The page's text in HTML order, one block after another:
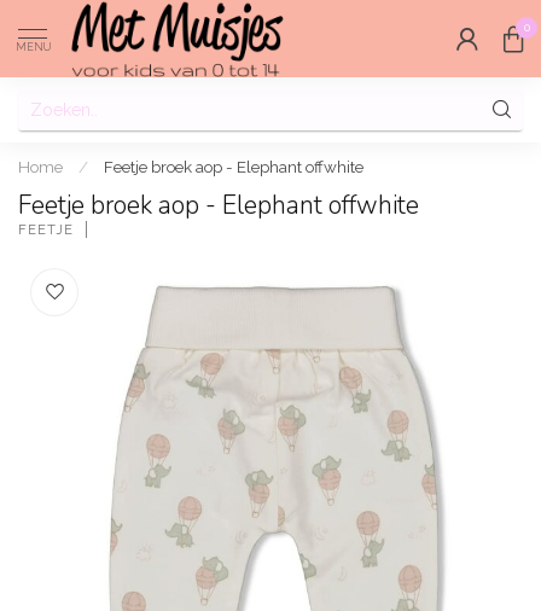
MENU
0
Home / Feetje broek aop - Elephant offwhite
Feetje broek aop - Elephant offwhite
FEETJE